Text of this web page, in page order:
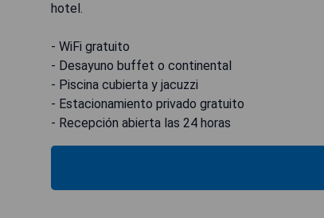
hotel.
- WiFi gratuito
- Desayuno buffet o continental
- Piscina cubierta y jacuzzi
- Estacionamiento privado gratuito
- Recepción abierta las 24 horas